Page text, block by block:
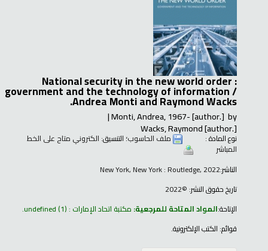
National security in the new world order :
government and the technology of information /
Andrea Monti and Raymond Wacks.
by
Monti, Andrea, 1967-[author.]
Wacks, Raymond[author.]
نوع المادة : ملف الحاسوب؛ التنسيق: الكتروني متاح على الخط
المباشر
الناشر:New York, New York : Routledge, 2022
تاريخ حقوق النشر: ©2022
الإتاحة:المواد المتاحة للمرجعية: مكتبة اتحاد الإمارات : undefined(1).
قوائم: الكتب الإلكترونية.